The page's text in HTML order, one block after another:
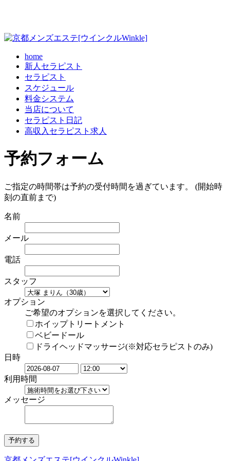
home
新人セラピスト
セラピスト
スケジュール
料金システム
当店について
セラピスト日記
高収入セラピスト求人
予約フォーム
ご指定の時間帯は予約の受付時間を過ぎています。 (開始時
刻の直前まで)
名前
メール
電話
スタッフ
オプション
ご希望のオプションを選択してください。
ホイップトリートメント
ベビードール
ドライヘッドマッサージ(※対応セラピストのみ)
日時
利用時間
メッセージ